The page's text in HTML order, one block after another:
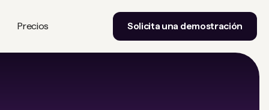
Precios Solicita una demostración